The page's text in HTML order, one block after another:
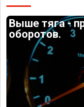
Выше тяга -
оборотов.